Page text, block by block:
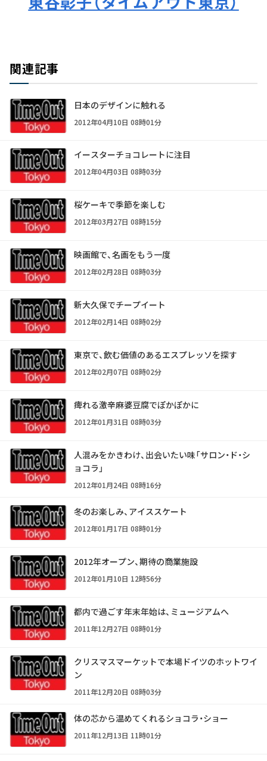
関連記事
日本のデザインに触れる
2012年04月10日 08時01分
イースターチョコレートに注目
2012年04月03日 08時03分
桜ケーキで季節を楽しむ
2012年03月27日 08時15分
映画館で、名画をもう一度
2012年02月28日 08時03分
新大久保でチープイート
2012年02月14日 08時02分
東京で、飲む価値のあるエスプレッソを探す
2012年02月07日 08時02分
痺れる激辛麻婆豆腐でぽかぽかに
2012年01月31日 08時03分
人混みをかきわけ、出会いたい味「サロン・ド・シ
ョコラ」
2012年01月24日 08時16分
冬のお楽しみ、アイススケート
2012年01月17日 08時01分
2012年オープン、期待の商業施設
2012年01月10日 12時56分
都内で過ごす年末年始は、ミュージアムへ
2011年12月27日 08時01分
クリスマスマーケットで本場ドイツのホットワイ
ン
2011年12月20日 08時03分
体の芯から温めてくれるショコラ・ショー
2011年12月13日 11時01分